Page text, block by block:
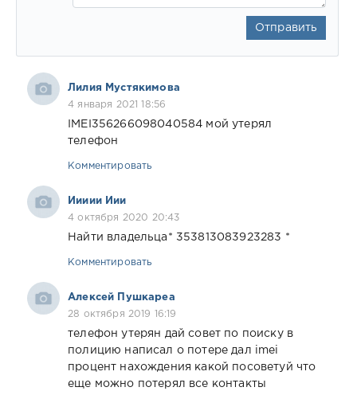
Отправить
Лилия Мустякимова
4 января 2021 18:56
IMEI356266098040584 мой утерял
телефон
Комментировать
Иииии Иии
4 октября 2020 20:43
Найти владельца* 353813083923283 *
Комментировать
Алексей Пушкареа
28 октября 2019 16:19
телефон утерян дай совет по поиску в
полицию написал о потере дал imei
процент нахождения какой посоветуй что
еще можно потерял все контакты